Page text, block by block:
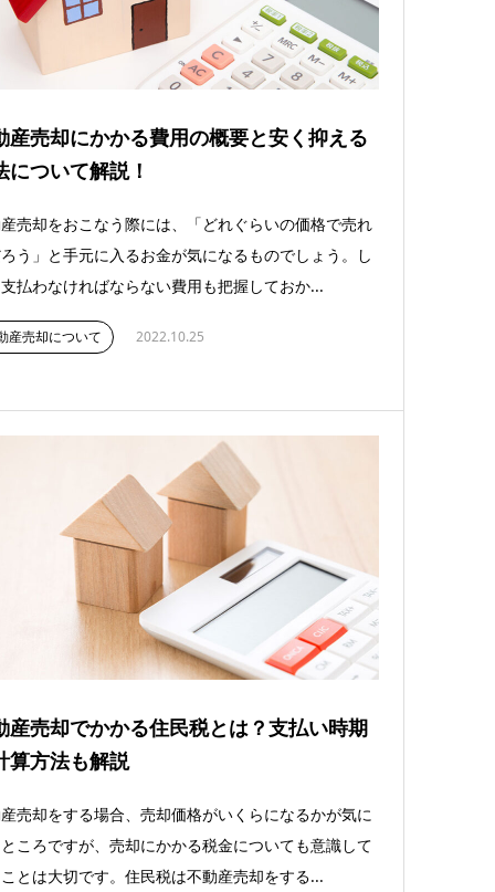
産売却にかかる費用の概要と安く抑える
について解説！
売却をおこなう際には、「どれぐらいの価格で売れ
う」と手元に入るお金が気になるものでしょう。し
払わなければならない費用も把握しておか...
産売却について 2022.10.25
産売却でかかる住民税とは？支払い時期
算方法も解説
売却をする場合、売却価格がいくらになるかが気に
ころですが、売却にかかる税金についても意識して
とは大切です。住民税は不動産売却をする...